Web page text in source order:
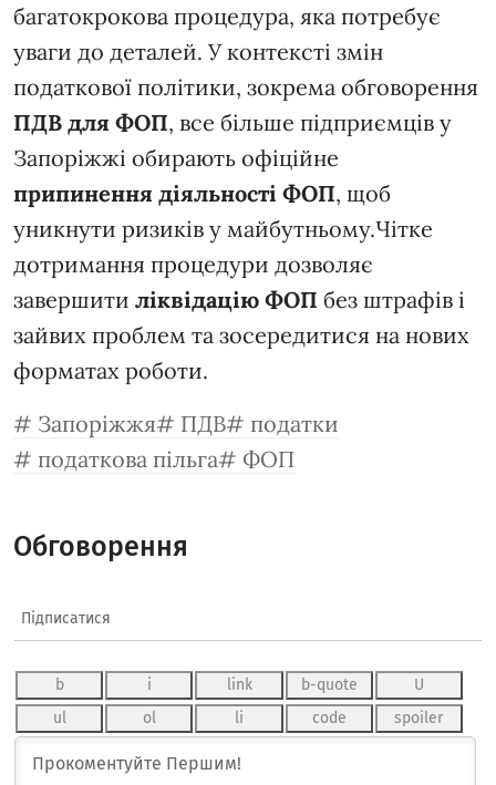
багатокрокова процедура, яка потребує
уваги до деталей. У контексті змін
податкової політики, зокрема обговорення
ПДВ для ФОП, все більше підприємців у
Запоріжжі обирають офіційне
припинення діяльності ФОП, щоб
уникнути ризиків у майбутньому.Чітке
дотримання процедури дозволяє
завершити ліквідацію ФОП без штрафів і
зайвих проблем та зосередитися на нових
форматах роботи.
Запоріжжя
ПДВ
податки
податкова пільга
ФОП
Обговорення
Підписатися